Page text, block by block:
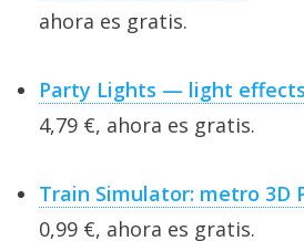
ahora es gratis.
Party Lights — light effects
4,79 €, ahora es gratis.
Train Simulator: metro 3D
0,99 €, ahora es gratis.